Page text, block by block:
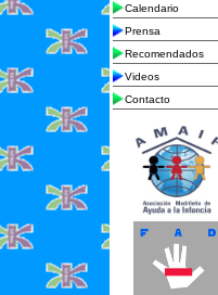
Calendario
Prensa
Recomendados
Videos
Contacto